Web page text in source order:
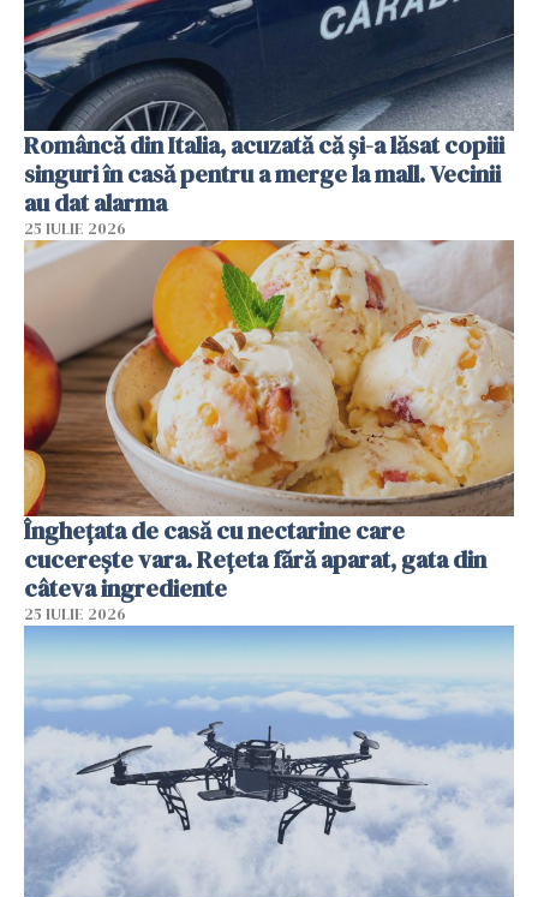
Româncă din Italia, acuzată că și-a lăsat copiii
singuri în casă pentru a merge la mall. Vecinii
au dat alarma
25 IULIE 2026
Înghețata de casă cu nectarine care
cucerește vara. Rețeta fără aparat, gata din
câteva ingrediente
25 IULIE 2026